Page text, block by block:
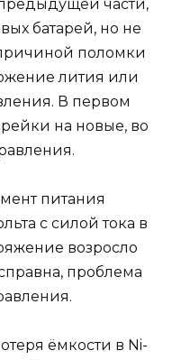
части,
батарей, но не
поломки
лития или
В первом
на новые, во
питания
с силой тока в
возросло
проблема
ёмкости в Ni-